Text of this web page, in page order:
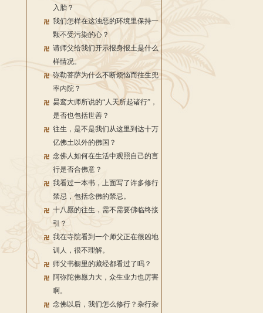
入胎？
我们怎样在这浊恶的环境里保持一
颗不受污染的心？
请师父给我们开示报身报土是什么
样情况。
弥勒菩萨为什么不断烦恼而往生兜
率内院？
昙鸾大师所说的“人天所起诸行”，
是否也包括世善？
往生，是不是我们从这里到达十万
亿佛土以外的佛国？
念佛人如何在生活中观照自己的言
行是否合佛意？
我看过一本书，上面写了许多修行
禁忌，包括念佛的禁忌。
十八愿的往生，需不需要佛临终接
引？
我在寺院看到一个师父正在很凶地
训人，很不理解。
师父书橱里的藏经都看过了吗？
阿弥陀佛愿力大，众生业力也厉害
啊。
念佛以后，我们怎么修行？杂行杂